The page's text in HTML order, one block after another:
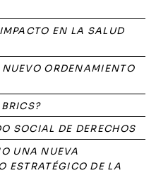
EN LA SALUD
ORDENAMIENTO
SOCIAL DE DERECHOS
UNA NUEVA
ESTRATÉGICO DE LA